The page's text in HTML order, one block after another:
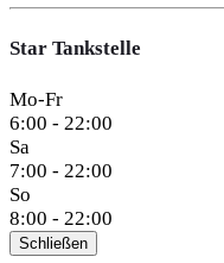
Star Tankstelle
Mo-Fr
6:00 - 22:00
Sa
7:00 - 22:00
So
8:00 - 22:00
Schließen